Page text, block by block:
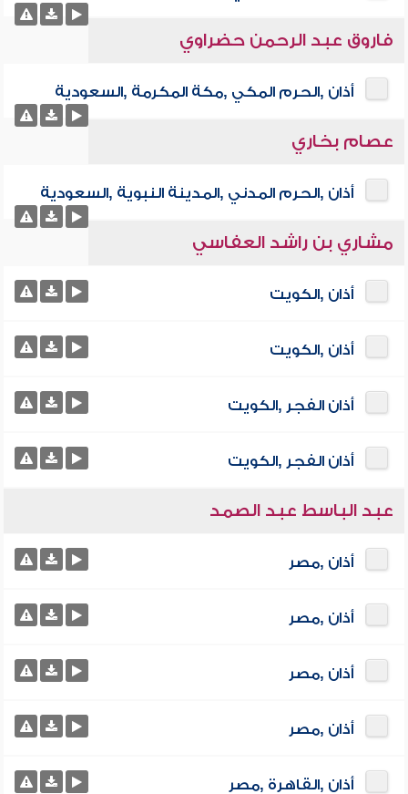
فاروق عبد الرحمن حضراوي
أذان ,الحرم المكي ,مكة المكرمة ,السعودية
عصام بخاري
أذان ,الحرم المدني ,المدينة النبوية ,السعودية
مشاري بن راشد العفاسي
أذان ,الكويت
أذان ,الكويت
أذان الفجر ,الكويت
أذان الفجر ,الكويت
عبد الباسط عبد الصمد
أذان ,مصر
أذان ,مصر
أذان ,مصر
أذان ,مصر
أذان ,القاهرة ,مصر